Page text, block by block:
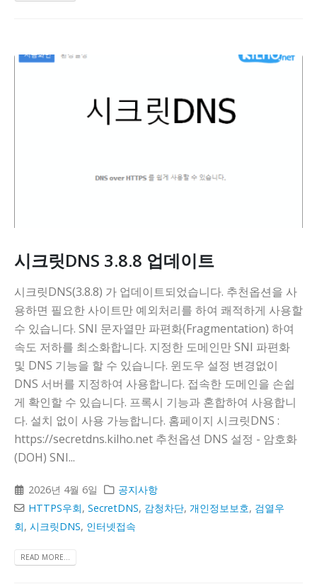
시크릿DNS 3.8.8 업데이트
시크릿DNS(3.8.8) 가 업데이트되었습니다. 추천옵션을 사
용하면 필요한 사이트만 예외처리를 하여 쾌적하게 사용할
수 있습니다. SNI 문자열만 파편화(Fragmentation) 하여
속도 저하를 최소화합니다. 지정한 도메인만 SNI 파편화
및 DNS 기능을 할 수 있습니다. 윈도우 설정 변경없이
DNS 서버를 지정하여 사용합니다. 접속한 도메인을 손쉽
게 확인할 수 있습니다. 프록시 기능과 혼합하여 사용합니
다. 설치 없이 사용 가능합니다. 홈페이지 시크릿DNS :
https://secretdns.kilho.net 추천옵션 DNS 설정 - 암호화
(DOH) SNI...
2026년 4월 6일
공지사항
HTTPS우회,SecretDNS, 감청차단,개인정보보호, 검열우
회, 시크릿DNS, 인터넷접속
READ MORE...